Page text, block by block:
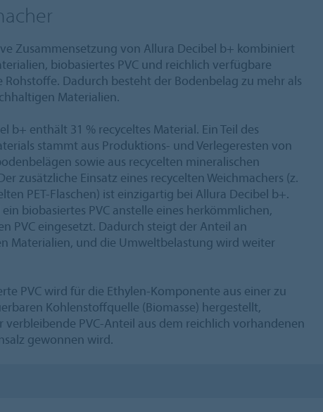
Zusammensetzung von Allura Decibel b+ kombiniert
biobasiertes PVC und reichlich verfügbare
Rohstoffe. Dadurch besteht der Bodenbelag zu mehr als
Materialien.
b+ enthält 31 % recyceltes Material. Ein Teil des
stammt aus Produktions- und Verlegeresten von
sowie aus recycelten mineralischen
zusätzliche Einsatz eines recycelten Weichmachers (z.
PET-Flaschen) ist einzigartig bei Allura Decibel b+.
biobasiertes PVC anstelle eines herkömmlichen,
PVC eingesetzt. Dadurch steigt der Anteil an
Materialien, und die Umweltbelastung wird weiter
PVC wird für die Ethylen-Komponente aus einer zu
Kohlenstoffquelle (Biomasse) hergestellt,
verbleibende PVC-Anteil aus dem reichlich vorhandenen
gewonnen wird.